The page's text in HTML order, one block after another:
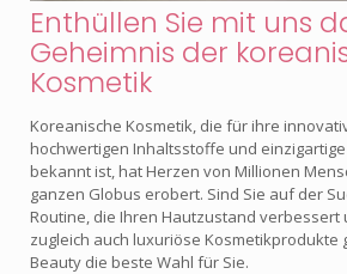
Enthüllen Sie mit uns
Geheimnis der
Kosmetik
Koreanische Kosmetik, die für ihre
hochwertigen Inhaltsstoffe und
bekannt ist, hat Herzen von Millionen
ganzen Globus erobert. Sind Sie auf der
Routine, die Ihren Hautzustand verbessert
zugleich auch luxuriöse Kosmetikprodukte
Beauty die beste Wahl für Sie.